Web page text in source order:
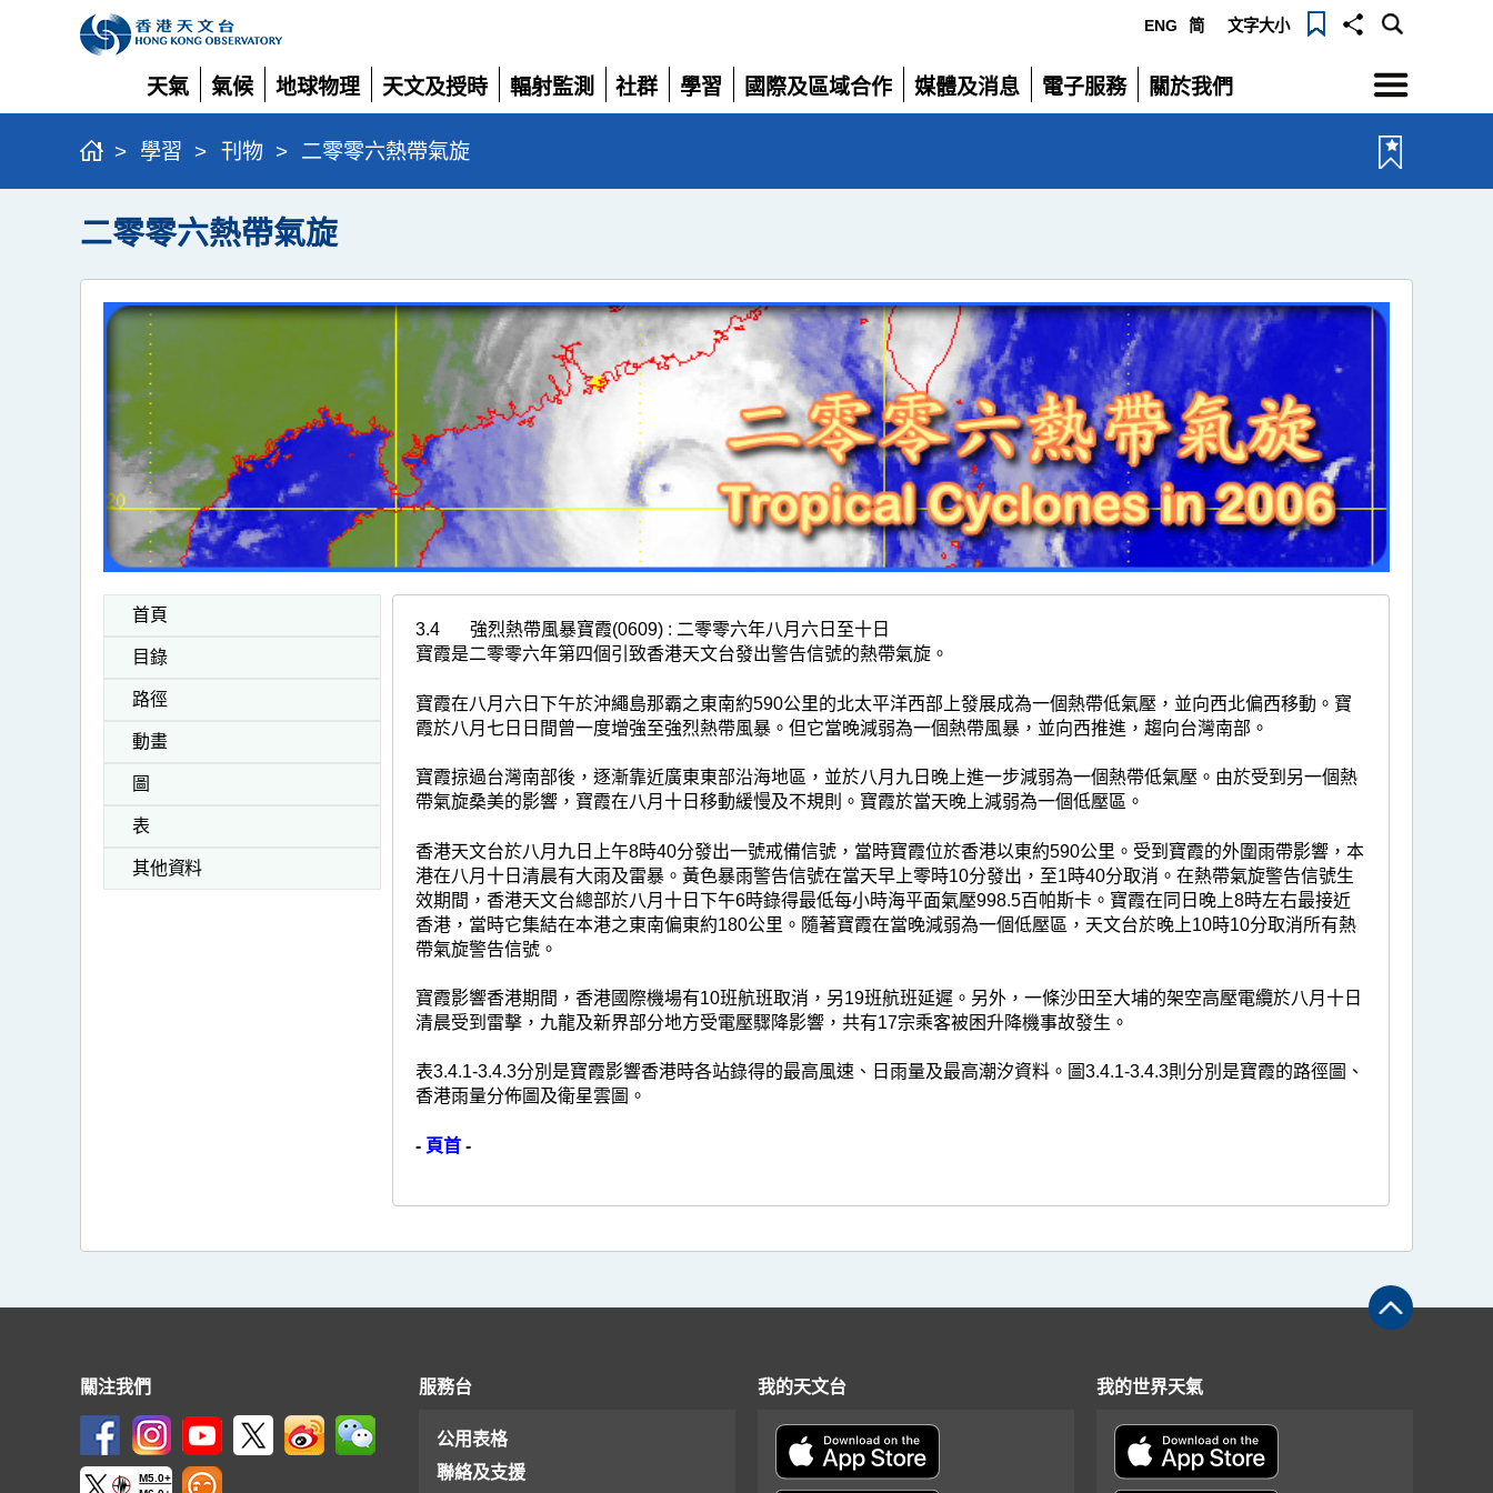
ENG 简 文字大小
天氣
展
開
氣候
展
開
地球物理
展
開
天文及授時
展
開
輻射監測
展
社群
展
學習
展
國際及區域合作
展
媒體及消息
展
電子服務
展
關於我們
展
選
單
> 學習 > 刊物 > 二零零六熱帶氣旋
二零零六熱帶氣旋
首頁
目錄
路徑
動畫
圖
表
其他資料
3.4
強烈熱帶風暴寶霞(0609) : 二零零六年八月六日至十日
寶霞是二零零六年第四個引致香港天文台發出警告信號的熱帶氣旋。
寶霞在八月六日下午於沖繩島那霸之東南約590公里的北太平洋西部上發展成為一個熱帶低氣壓，並向西北偏西移動。寶
霞於八月七日日間曾一度增強至強烈熱帶風暴。但它當晚減弱為一個熱帶風暴，並向西推進，趨向台灣南部。
寶霞掠過台灣南部後，逐漸靠近廣東東部沿海地區，並於八月九日晚上進一步減弱為一個熱帶低氣壓。由於受到另一個熱
帶氣旋桑美的影響，寶霞在八月十日移動緩慢及不規則。寶霞於當天晚上減弱為一個低壓區。
香港天文台於八月九日上午8時40分發出一號戒備信號，當時寶霞位於香港以東約590公里。受到寶霞的外圍雨帶影響，本
港在八月十日清晨有大雨及雷暴。黃色暴雨警告信號在當天早上零時10分發出，至1時40分取消。在熱帶氣旋警告信號生
效期間，香港天文台總部於八月十日下午6時錄得最低每小時海平面氣壓998.5百帕斯卡。寶霞在同日晚上8時左右最接近
香港，當時它集結在本港之東南偏東約180公里。隨著寶霞在當晚減弱為一個低壓區，天文台於晚上10時10分取消所有熱
帶氣旋警告信號。
寶霞影響香港期間，香港國際機場有10班航班取消，另19班航班延遲。另外，一條沙田至大埔的架空高壓電纜於八月十日
清晨受到雷擊，九龍及新界部分地方受電壓驟降影響，共有17宗乘客被困升降機事故發生。
表3.4.1-3.4.3分別是寶霞影響香港時各站錄得的最高風速、日雨量及最高潮汐資料。圖3.4.1-3.4.3則分別是寶霞的路徑圖、
香港雨量分佈圖及衛星雲圖。
- 頁首 -
關注我們
M5.0+
服務台
公用表格
聯絡及支援
我的天文台 我的世界天氣